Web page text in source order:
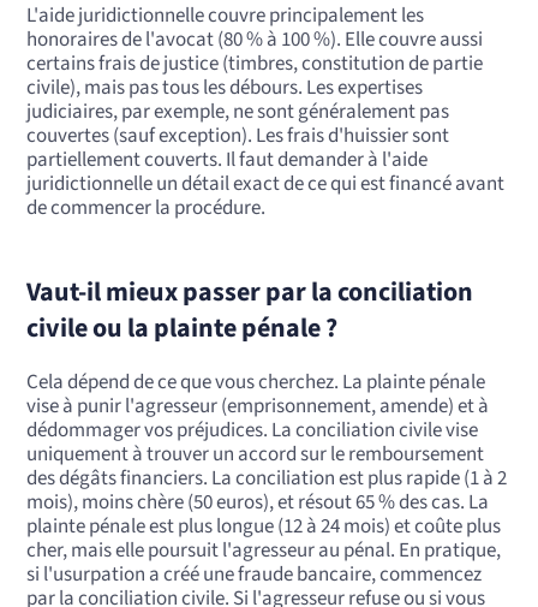
L'aide juridictionnelle couvre principalement les
honoraires de l'avocat (80 % à 100 %). Elle couvre aussi
certains frais de justice (timbres, constitution de partie
civile), mais pas tous les débours. Les expertises
judiciaires, par exemple, ne sont généralement pas
couvertes (sauf exception). Les frais d'huissier sont
partiellement couverts. Il faut demander à l'aide
juridictionnelle un détail exact de ce qui est financé avant
de commencer la procédure.
Vaut-il mieux passer par la conciliation
civile ou la plainte pénale ?
Cela dépend de ce que vous cherchez. La plainte pénale
vise à punir l'agresseur (emprisonnement, amende) et à
dédommager vos préjudices. La conciliation civile vise
uniquement à trouver un accord sur le remboursement
des dégâts financiers. La conciliation est plus rapide (1 à 2
mois), moins chère (50 euros), et résout 65 % des cas. La
plainte pénale est plus longue (12 à 24 mois) et coûte plus
cher, mais elle poursuit l'agresseur au pénal. En pratique,
si l'usurpation a créé une fraude bancaire, commencez
par la conciliation civile. Si l'agresseur refuse ou si vous